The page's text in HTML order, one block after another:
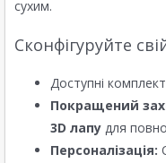
сухим.
Сконфігуруйте
Доступні
Покращений
3D лапу для
Персоналізація: